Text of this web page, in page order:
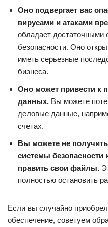
Оно подвергает вас
вирусами и атаками
обладает достаточными
безопасности. Оно
иметь серьезные
бизнеса.
Оно может привести к
данных. Вы можете
деловые данные,
счетах.
Вы можете не
системы
править свои файлы.
полностью остановить
Если вы случайно
обеспечение, советуем